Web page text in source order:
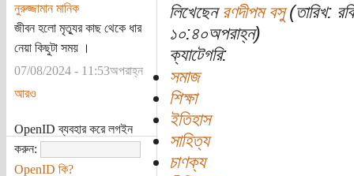
নুরুজ্জামান মানিক
জীবন হলো মৃত্যুর কাছ থেকে ধার
নেয়া কিছুটা সময় ।
07/08/2024 - 11:53অপরাহ্ন
আরও
OpenID ব্যবহার করে লগইন
করুন:
OpenID কি?
লিখেছেন রণদীপম বসু(তারিখ:
১০:৪০অপরাহ্ন)
ক্যাটেগরি:
সমাজ
শিক্ষা
ইতিহাস
সাহিত্য
চাণক্য